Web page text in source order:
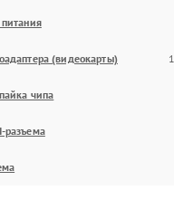
(видеокарты)
чипа
разъема